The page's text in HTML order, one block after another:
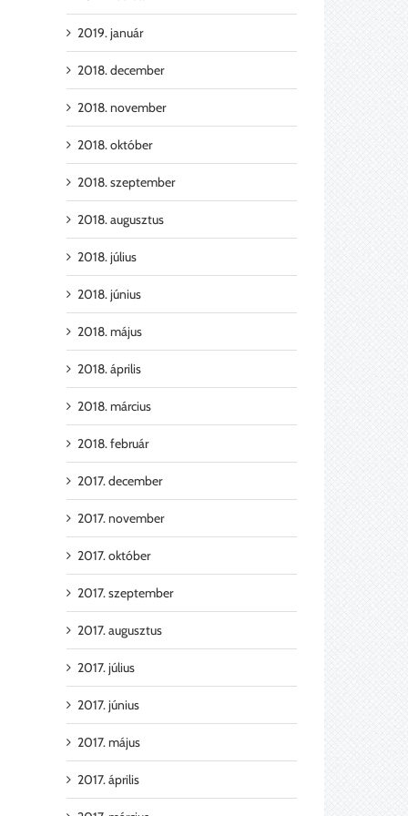
2019. január
2018. december
2018. november
2018. október
2018. szeptember
2018. augusztus
2018. július
2018. június
2018. május
2018. április
2018. március
2018. február
2017. december
2017. november
2017. október
2017. szeptember
2017. augusztus
2017. július
2017. június
2017. május
2017. április